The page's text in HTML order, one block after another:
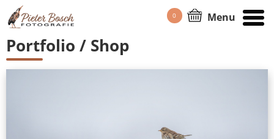
0 Menu
HOME/PORTFOLIO
Portfolio / Shop